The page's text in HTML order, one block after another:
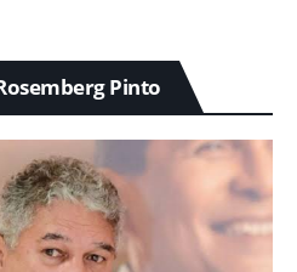
Pinto